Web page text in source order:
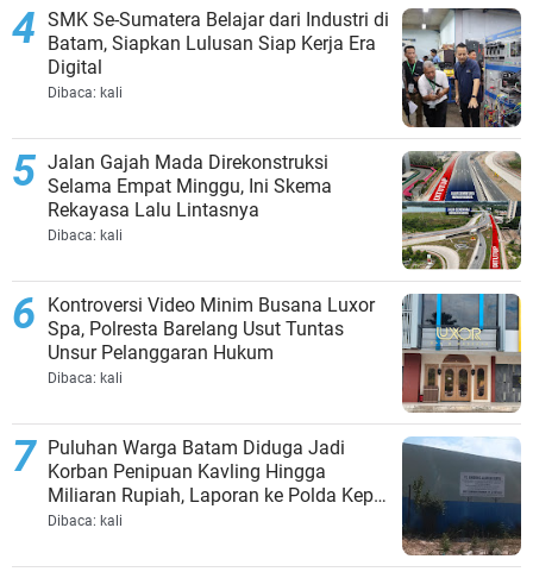
SMK Se-Sumatera Belajar dari Industri di
Batam, Siapkan Lulusan Siap Kerja Era
Digital
Dibaca: kali
Jalan Gajah Mada Direkonstruksi
Selama Empat Minggu, Ini Skema
Rekayasa Lalu Lintasnya
Dibaca: kali
Kontroversi Video Minim Busana Luxor
Spa, Polresta Barelang Usut Tuntas
Unsur Pelanggaran Hukum
Dibaca: kali
Puluhan Warga Batam Diduga Jadi
Korban Penipuan Kavling Hingga
Miliaran Rupiah, Laporan ke Polda Kepri
Jalan di Tempat?
Dibaca: kali